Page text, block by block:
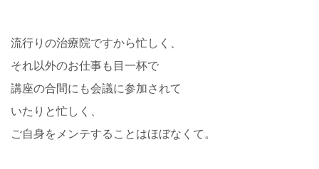
流行りの治療院ですから忙しく、
それ以外のお仕事も目一杯で
講座の合間にも会議に参加されて
いたりと忙しく、
ご自身をメンテすることはほぼなくて。